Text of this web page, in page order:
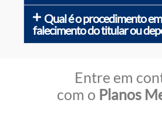
Qual é o procedimento
falecimento do titular ou
Entre em
com o Planos